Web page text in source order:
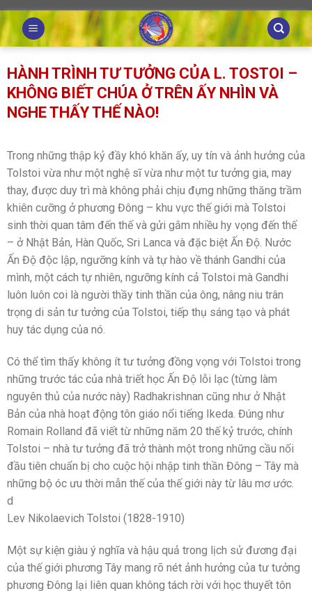
Skip
to
content
HÀNH TRÌNH TƯ TƯỞNG CỦA L. TOSTOI –
KHÔNG BIẾT CHÚA Ở TRÊN ẤY NHÌN VÀ
NGHE THẤY THẾ NÀO!
Trong những thập kỷ đầy khó khăn ấy, uy tín và ảnh hưởng của
Tolstoi vừa như một nghệ sĩ vừa như một tư tưởng gia, may
thay, được duy trì mà không phải chịu đựng những thăng trầm
khiên cưỡng ở phương Đông – khu vực thế giới mà Tolstoi
sinh thời quan tâm đến thế và gửi gắm nhiều hy vọng đến thế
– ở Nhật Bản, Hàn Quốc, Sri Lanca và đặc biệt Ấn Độ. Nước
Ấn Độ độc lập, ngưỡng kính và tự hào về thánh Gandhi của
mình, một cách tự nhiên, ngưỡng kính cả Tolstoi mà Gandhi
luôn luôn coi là người thầy tinh thần của ông, nâng niu trân
trọng di sản tư tưởng của Tolstoi, tiếp thụ sáng tạo và phát
huy tác dụng của nó.
Có thể tìm thấy không ít tư tưởng đồng vọng với Tolstoi trong
những trước tác của nhà triết học Ấn Độ lỗi lạc (từng làm
nguyên thủ của nước này) Radhakrishnan cũng như ở Nhật
Bản của nhà hoạt động tôn giáo nổi tiếng Ikeda. Đúng như
Romain Rolland đã viết từ những năm 20 thế kỷ trước, chính
Tolstoi – nhà tư tưởng đã trở thành một trong những cầu nối
đầu tiên chuẩn bị cho cuộc hội nhập tinh thần Đông – Tây mà
những bộ óc ưu thời mẫn thế của thế giới này từ lâu mơ ước.
d
Lev Nikolaevich Tolstoi (1828-1910)
Một sự kiện giàu ý nghĩa và hậu quả trong lịch sử đương đại
của thế giới phương Tây mang rõ nét ảnh hưởng của tư tưởng
phương Đông lại liên quan không tách rời với học thuyết tôn